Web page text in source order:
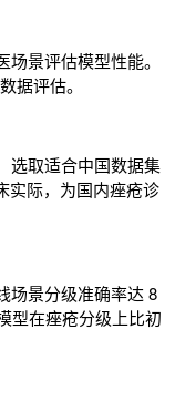
景评估模型性能。
据评估。
选取适合中国数据集
实际，为国内痤疮诊
场景分级准确率达 8
型在痤疮分级上比初